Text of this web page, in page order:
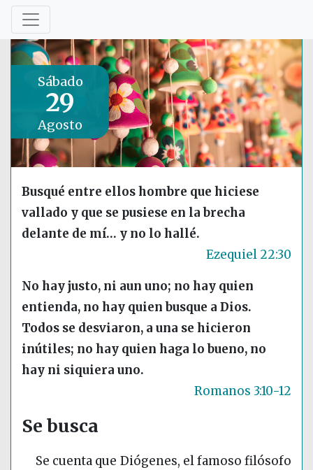
Sábado
29
Agosto
Busqué entre ellos hombre que hiciese
vallado y que se pusiese en la brecha
delante de mí… y no lo hallé.
Ezequiel 22:30
No hay justo, ni aun uno; no hay quien
entienda, no hay quien busque a Dios.
Todos se desviaron, a una se hicieron
inútiles; no hay quien haga lo bueno, no
hay ni siquiera uno.
Romanos 3:10-12
Se busca
Se cuenta que Diógenes, el famoso filósofo